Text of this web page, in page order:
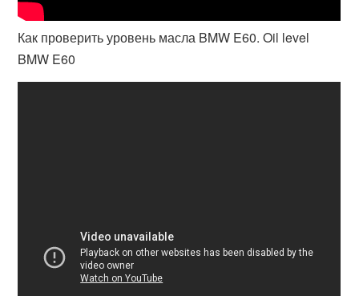
Как проверить уровень масла BMW E60. Oil level
BMW E60